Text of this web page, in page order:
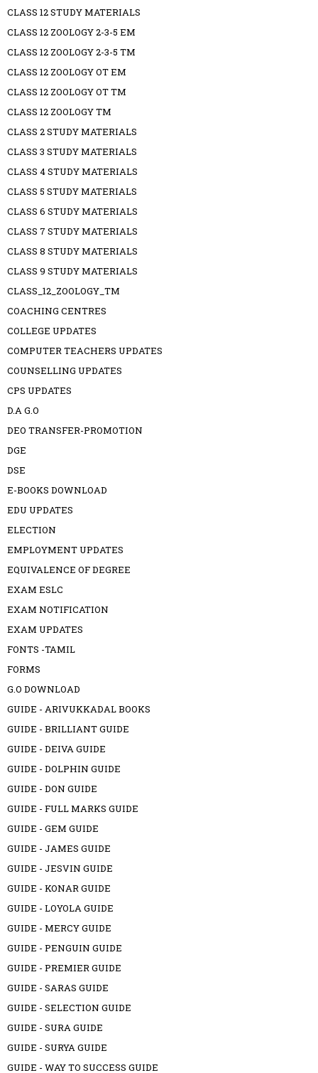
CLASS 12 STUDY MATERIALS
CLASS 12 ZOOLOGY 2-3-5 EM
CLASS 12 ZOOLOGY 2-3-5 TM
CLASS 12 ZOOLOGY OT EM
CLASS 12 ZOOLOGY OT TM
CLASS 12 ZOOLOGY TM
CLASS 2 STUDY MATERIALS
CLASS 3 STUDY MATERIALS
CLASS 4 STUDY MATERIALS
CLASS 5 STUDY MATERIALS
CLASS 6 STUDY MATERIALS
CLASS 7 STUDY MATERIALS
CLASS 8 STUDY MATERIALS
CLASS 9 STUDY MATERIALS
CLASS_12_ZOOLOGY_TM
COACHING CENTRES
COLLEGE UPDATES
COMPUTER TEACHERS UPDATES
COUNSELLING UPDATES
CPS UPDATES
D.A G.O
DEO TRANSFER-PROMOTION
DGE
DSE
E-BOOKS DOWNLOAD
EDU UPDATES
ELECTION
EMPLOYMENT UPDATES
EQUIVALENCE OF DEGREE
EXAM ESLC
EXAM NOTIFICATION
EXAM UPDATES
FONTS -TAMIL
FORMS
G.O DOWNLOAD
GUIDE - ARIVUKKADAL BOOKS
GUIDE - BRILLIANT GUIDE
GUIDE - DEIVA GUIDE
GUIDE - DOLPHIN GUIDE
GUIDE - DON GUIDE
GUIDE - FULL MARKS GUIDE
GUIDE - GEM GUIDE
GUIDE - JAMES GUIDE
GUIDE - JESVIN GUIDE
GUIDE - KONAR GUIDE
GUIDE - LOYOLA GUIDE
GUIDE - MERCY GUIDE
GUIDE - PENGUIN GUIDE
GUIDE - PREMIER GUIDE
GUIDE - SARAS GUIDE
GUIDE - SELECTION GUIDE
GUIDE - SURA GUIDE
GUIDE - SURYA GUIDE
GUIDE - WAY TO SUCCESS GUIDE